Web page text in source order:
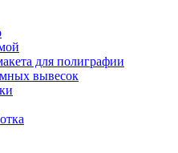
для полиграфии
вывесок